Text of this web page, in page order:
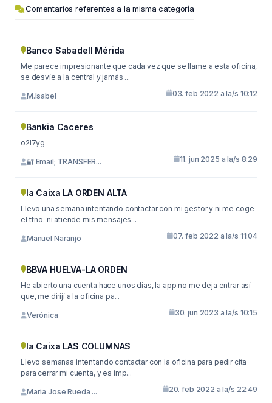
Comentarios referentes a la misma categoría
Banco Sabadell Mérida
Me parece impresionante que cada vez que se llame a esta oficina,
se desvíe a la central y jamás ...
M.Isabel 03. feb 2022 a la/s 10:12
Bankia Caceres
o2l7yg
🔐 Email; TRANSFER... 11. jun 2025 a la/s 8:29
la Caixa LA ORDEN ALTA
Llevo una semana intentando contactar con mi gestor y ni me coge
el tfno. ni atiende mis mensajes...
Manuel Naranjo 07. feb 2022 a la/s 11:04
BBVA HUELVA-LA ORDEN
He abierto una cuenta hace unos días, la app no me deja entrar así
que, me dirijí a la oficina pa...
Verónica 30. jun 2023 a la/s 10:15
la Caixa LAS COLUMNAS
Llevo semanas intentando contactar con la oficina para pedir cita
para cerrar mi cuenta, y es imp...
Maria Jose Rueda ... 20. feb 2022 a la/s 22:49